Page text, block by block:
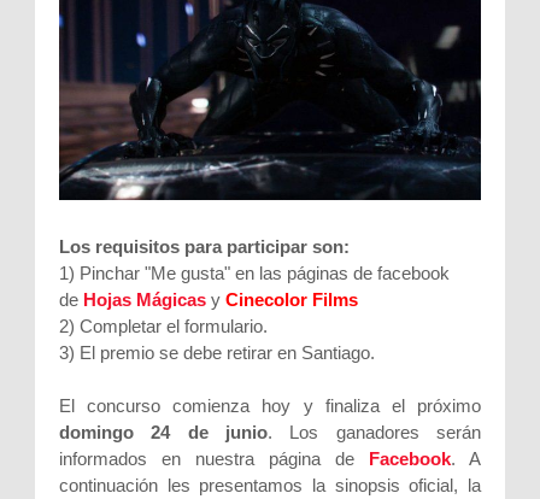
Los requisitos para participar son:
1) Pinchar "Me gusta" en las páginas de facebook
de Hojas Mágicas y Cinecolor Films
2) Completar el formulario.
3) El premio se debe retirar en Santiago.
El concurso comienza hoy y finaliza el próximo
domingo 24 de junio. Los ganadores serán
informados en nuestra página de Facebook. A
continuación les presentamos la sinopsis oficial, la